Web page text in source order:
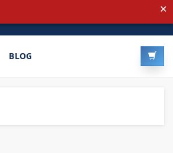
✕
BLOG